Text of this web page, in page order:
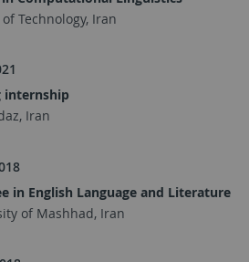
Technology, Iran
internship
Iran
in English Language and Literature
of Mashhad, Iran